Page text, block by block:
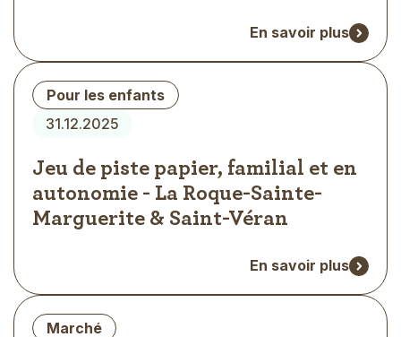
En savoir plus
31.12.2025
Type
d'évènement
Pour les enfants
Jeu de piste papier, familial et en
autonomie - La Roque-Sainte-
Marguerite & Saint-Véran
En savoir plus
Type
Marché